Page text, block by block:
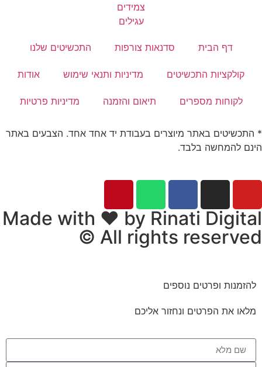
צמידים
עגילים
דף הבית סדנאות צורפות התכשיטים שלנו
קולקציות התכשיטים מדיניות ותנאי שימוש אודות
לקוחות מספרים תיאום והזמנה מדיניות פרטיות
* התכשיטים באתר מיוצרים בעבודת יד אחד אחד. הצבעים באתר
הינם להמחשה בלבד.
Made with ❤ by Rinati Digital
© All rights reserved​​
להזמנות ופרטים נוספים
מלאו את הפרטים ונחזור אליכם